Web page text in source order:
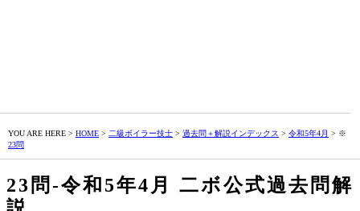
YOU ARE HERE > HOME > 二級ボイラー技士 > 過去問＋解説インデックス > 令和5年4月 > ※
23問
23問‐令和5年4月 二ボ公式過去問解